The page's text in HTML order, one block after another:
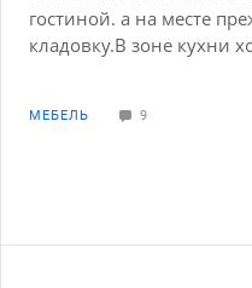
гостиной. а на месте
кладовку.В зоне кухни
Объединить кухню с
МЕБЕЛЬ 9